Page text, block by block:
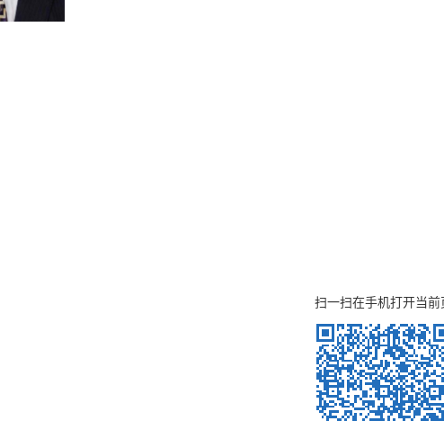
扫一扫在手机打开当前